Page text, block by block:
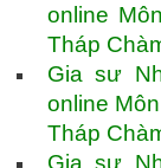
online
Tháp
Gia sư
online
Tháp
Gia sư